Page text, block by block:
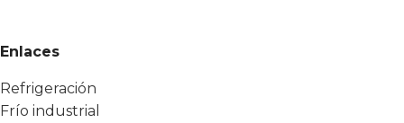
Enlaces
Refrigeración
Frío industrial